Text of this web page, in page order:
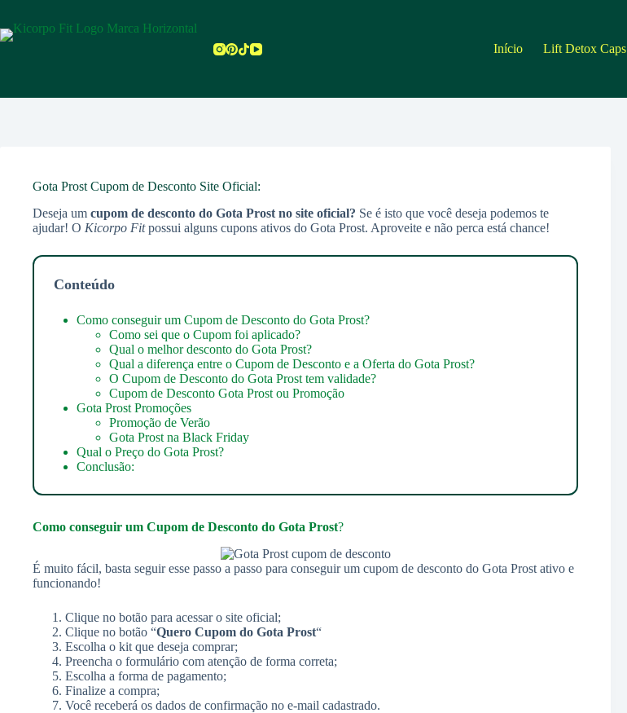
para
o
Início Lift Detox Caps
Gota Prost Cupom de Desconto Site Oficial:
Deseja um cupom de desconto do Gota Prost no site oficial? Se é isto que você deseja podemos te
ajudar! O Kicorpo Fitpossui alguns cupons ativos do Gota Prost. Aproveite e não perca está chance!
Conteúdo
Como conseguir um Cupom de Desconto do Gota Prost?
Como sei que o Cupom foi aplicado?
Qual o melhor desconto do Gota Prost?
Qual a diferença entre o Cupom de Desconto e a Oferta do Gota Prost?
O Cupom de Desconto do Gota Prost tem validade?
Cupom de Desconto Gota Prost ou Promoção
Gota Prost Promoções
Promoção de Verão
Gota Prost na Black Friday
Qual o Preço do Gota Prost?
Conclusão:
Como conseguir um Cupom de Desconto do Gota Prost?
É muito fácil, basta seguir esse passo a passo para conseguir um cupom de desconto do Gota Prost ativo e
funcionando!
Clique no botão para acessar o site oficial;
Clique no botão “Quero Cupom do Gota Prost“
Escolha o kit que deseja comprar;
Preencha o formulário com atenção de forma correta;
Escolha a forma de pagamento;
Finalize a compra;
Você receberá os dados de confirmação no e-mail cadastrado.